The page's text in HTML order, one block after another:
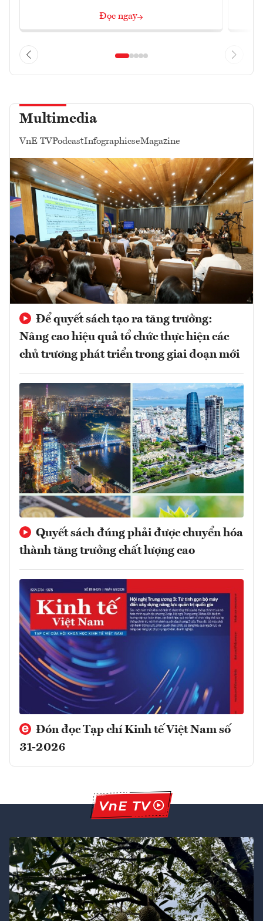
Đọc ngay
Multimedia
VnE TVPodcastInfographicseMagazine
Để quyết sách tạo ra tăng trưởng:
Nâng cao hiệu quả tổ chức thực hiện các
chủ trương phát triển trong giai đoạn mới
Quyết sách đúng phải được chuyển hóa
thành tăng trưởng chất lượng cao
Đón đọc Tạp chí Kinh tế Việt Nam số
31-2026